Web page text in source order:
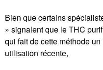
Bien que certains
» signalent que le THC
qui fait de cette méthode
utilisation récente,